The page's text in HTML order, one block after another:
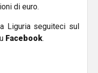
di euro.
Liguria seguiteci sul
Facebook.